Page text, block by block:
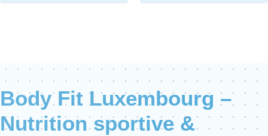
Body Fit Luxembourg –
Nutrition sportive &